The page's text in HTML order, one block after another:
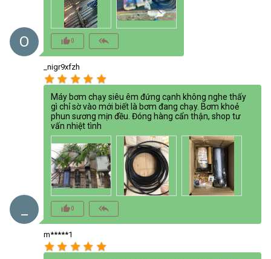
O thumb_up_alt0 reply_all
_nigr9xfzh
star star star star star
Máy bơm chạy siêu êm đứng cạnh không nghe thấy
gì chỉ sờ vào mới biết là bơm đang chạy. Bơm khoẻ
phun sương mịn đều. Đóng hàng cẩn thận, shop tư
vấn nhiệt tình
thumb_up_alt0 reply_all
m*****1
star star star star star